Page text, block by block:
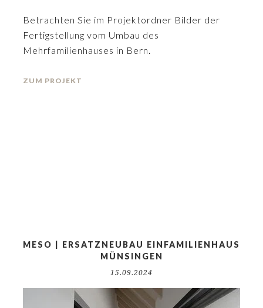
Betrachten Sie im Projektordner Bilder der
Fertigstellung vom Umbau des
Mehrfamilienhauses in Bern.
ZUM PROJEKT
MESO | ERSATZNEUBAU EINFAMILIENHAUS
MÜNSINGEN
15.09.2024